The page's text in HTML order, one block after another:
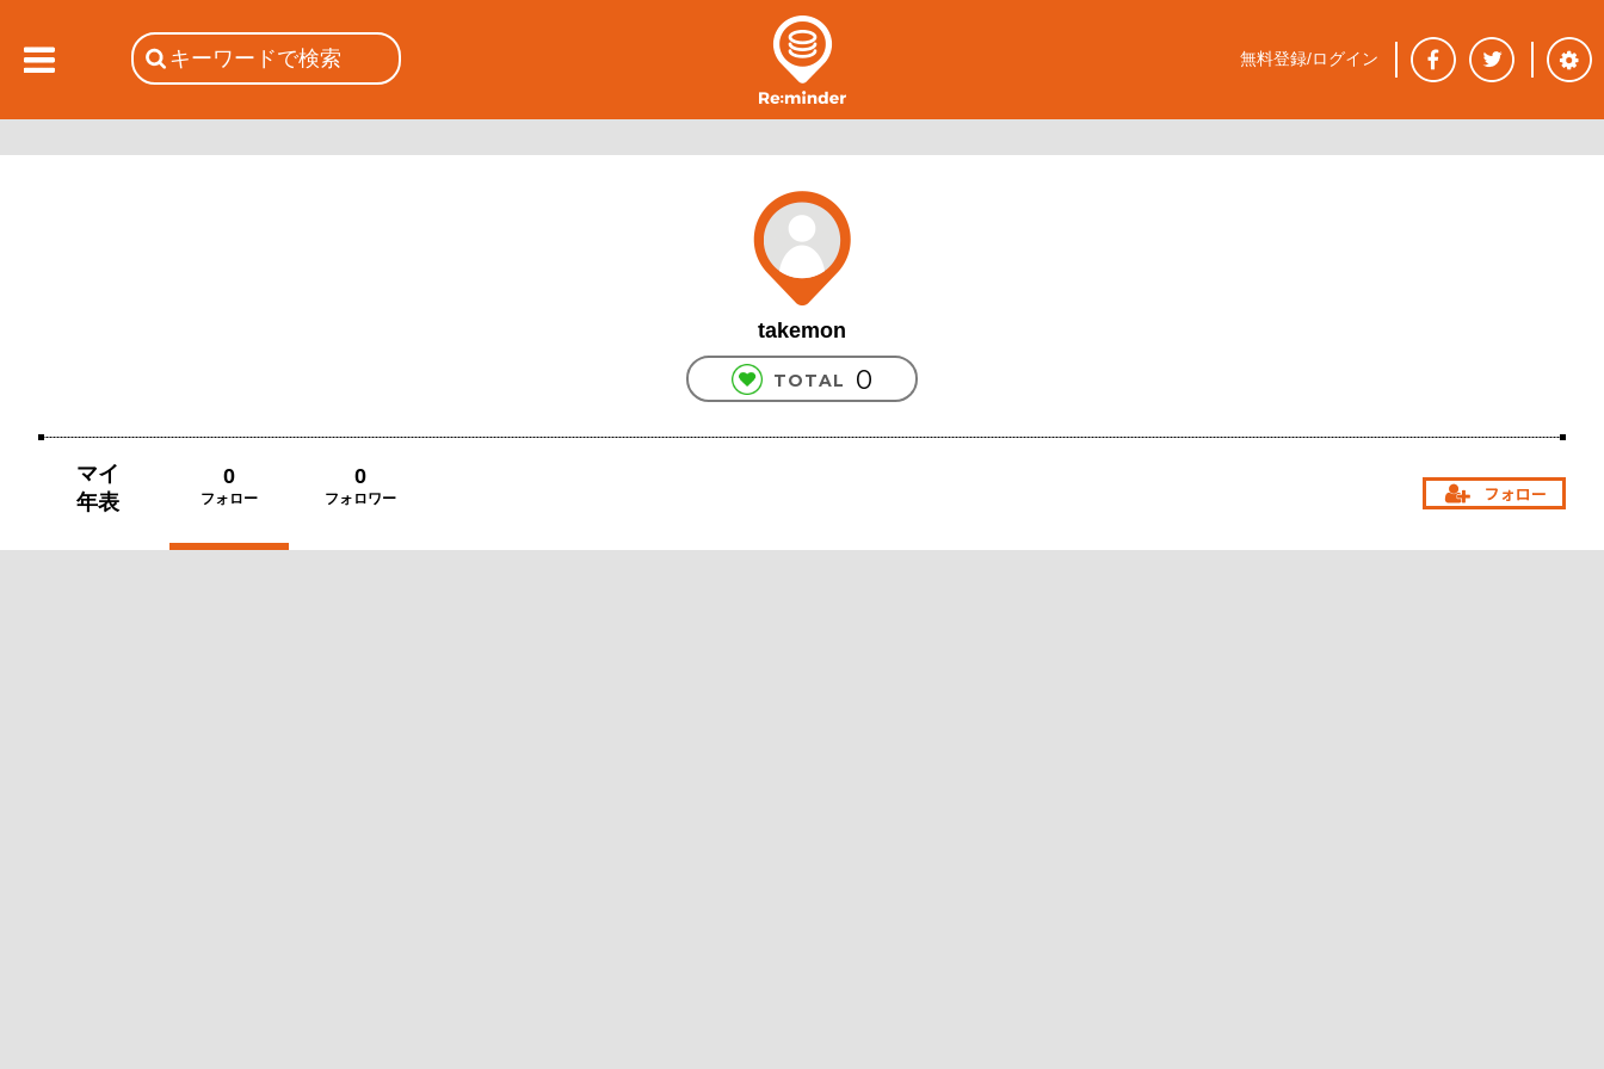
takemon
TOTAL 0
マイ
年表
0
フォロー
0
フォロワー
無料登録/ログイン